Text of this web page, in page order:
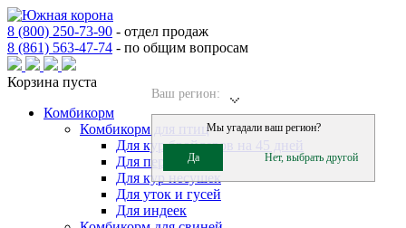
8 (800) 250-73-90 - отдел продаж
8 (861) 563-47-74 - по общим вопросам
Ваш регион:
Мы угадали ваш регион?
Да Нет, выбрать другой
Корзина пуста
Комбикорм
Комбикорм для птиц
Для кур бройлеров на 45 дней
Для перепелов
Для кур несушек
Для уток и гусей
Для индеек